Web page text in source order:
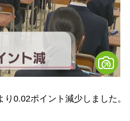
0.02ポイント減少しました。